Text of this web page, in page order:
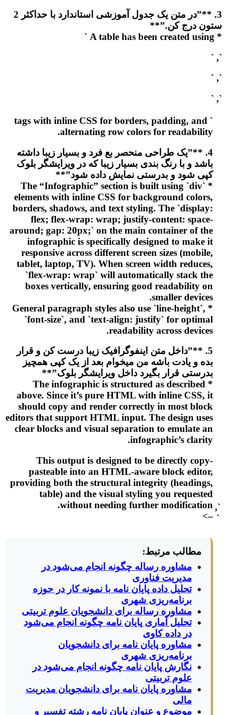
3. **”در متن یک جدول آموزشی استاندارد با حداکثر 2
ستون درج کن.”**
* A table has been created using `
`, `
`, `
`, `
`,
`
` tags with inline CSS for borders, padding, and
alternating row colors for readability.
4. **”یک طراحی منحصر بع فرد و بسیار زیبا داشته
باشد و با رنگ بندی بسیار زیبا که در ویرایشگر بلوک
کپی شود و بدرستی نمایش داده شود”**
* The “Infographic” section is built using `div`
elements with inline CSS for background colors,
borders, shadows, and text styling. The `display:
flex; flex-wrap: wrap; justify-content: space-
around; gap: 20px;` on the main container of the
infographic is specifically designed to make it
responsive across different screen sizes (mobile,
tablet, laptop, TV). When screen width reduces,
`flex-wrap: wrap` will automatically stack the
boxes vertically, ensuring good readability on
smaller devices.
* General paragraph styles also use `line-height`,
`font-size`, and `text-align: justify` for optimal
readability across devices.
5. **”داخل متن اینفوگرافیک زیبا درست کن و قرار
بده و یادت باشه من میخوام بعد از یک کپی همچیز
بدرستی قرار بگیرد داخل ویرایشگر بلوک”**
* The infographic is structured as described
above. Since it’s pure HTML with inline CSS, it
should copy and render correctly in most block
editors that support HTML input. The design uses
clear blocks and visual separation to emulate an
infographic’s clarity.
This output is designed to be directly copy-
pasteable into an HTML-aware block editor,
providing both the structural integrity (headings,
table) and the visual styling you requested
without needing further modification.
–>
مطالب مرتبط:
مشاوره رساله چگونه انجام می‌شود در
مدیریت فناوری
تحلیل داده پایان نامه با نمونه کار در حوزه
برنامه‌ریزی شهری
مشاوره رساله برای دانشجویان علوم تربیتی
تحلیل آماری پایان نامه چگونه انجام می‌شود
در داده کاوی
مشاوره پایان نامه برای دانشجویان
برنامه‌ریزی شهری
نگارش پایان نامه چگونه انجام می‌شود در
علوم تربیتی
مشاوره پایان نامه برای دانشجویان مدیریت
مالی
موضوع و عنوان پایان نامه رشته تفسیر و